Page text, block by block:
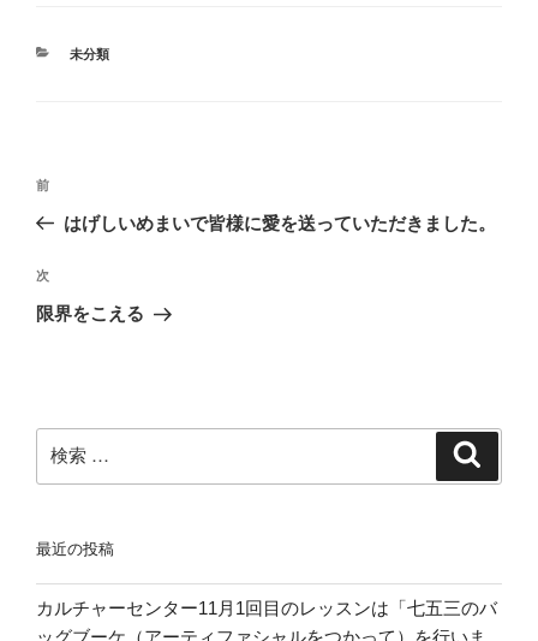
カ
未分類
投
ビ
ゲ
ン
過
去
投
稿
前
はげしいめまいで皆様に愛を送っていただきました。
次
の
次
限界をこえる
索:
最近の投稿
カルチャーセンター11月1回目のレッスンは「七五三のバ
ッグブーケ（アーティファシャルをつかって）を行いま